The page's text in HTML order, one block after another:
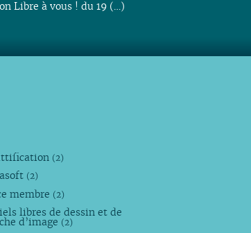
Libre à vous ! du 19 (…)
(2)
(2)
membre (2)
libres de dessin et de
d’image (2)